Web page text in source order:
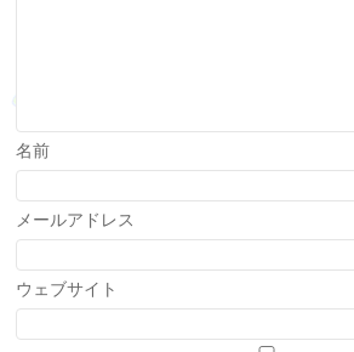
名前
メールアドレス
ウェブサイト